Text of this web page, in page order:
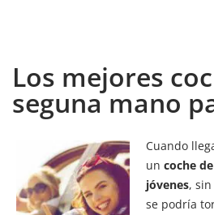
Los mejores
seguna mano
Cuando
un coche
jóvenes,
se podría